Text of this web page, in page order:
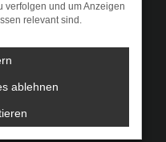
verfolgen und um Anzeigen
relevant sind.
ablehnen